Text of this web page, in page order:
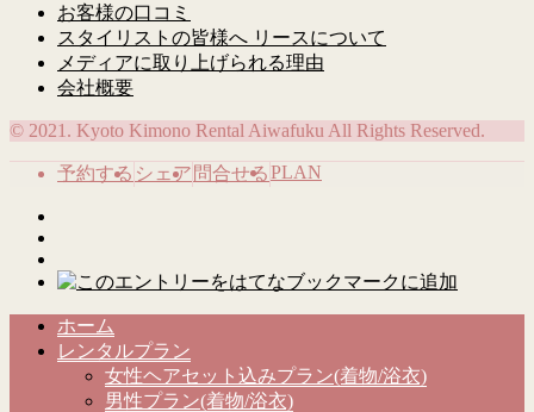
お客様の口コミ
スタイリストの皆様へ リースについて
メディアに取り上げられる理由
会社概要
© 2021. Kyoto Kimono Rental Aiwafuku All Rights Reserved.
予約する シェア 問合せるPLAN
ホーム
レンタルプラン
女性ヘアセット込みプラン(着物/浴衣)
男性プラン(着物/浴衣)